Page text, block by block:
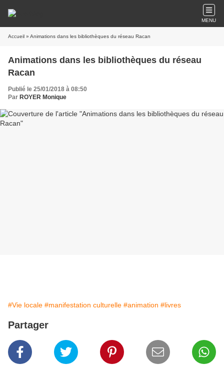
MENU
Accueil » Animations dans les bibliothèques du réseau Racan
Animations dans les bibliothèques du réseau
Racan
Publié le 25/01/2018 à 08:50
Par ROYER Monique
#Vie locale #manifestation culturelle #animation #livres
Partager